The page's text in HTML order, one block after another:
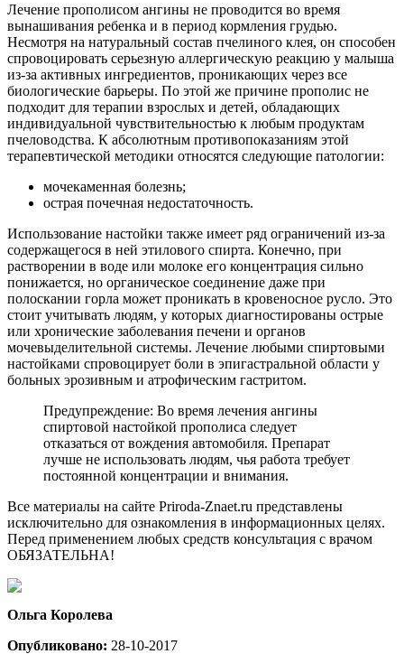
Лечение прополисом ангины не проводится во время
вынашивания ребенка и в период кормления грудью.
Несмотря на натуральный состав пчелиного клея, он способен
спровоцировать серьезную аллергическую реакцию у малыша
из-за активных ингредиентов, проникающих через все
биологические барьеры. По этой же причине прополис не
подходит для терапии взрослых и детей, обладающих
индивидуальной чувствительностью к любым продуктам
пчеловодства. К абсолютным противопоказаниям этой
терапевтической методики относятся следующие патологии:
мочекаменная болезнь;
острая почечная недостаточность.
Использование настойки также имеет ряд ограничений из-за
содержащегося в ней этилового спирта. Конечно, при
растворении в воде или молоке его концентрация сильно
понижается, но органическое соединение даже при
полоскании горла может проникать в кровеносное русло. Это
стоит учитывать людям, у которых диагностированы острые
или хронические заболевания печени и органов
мочевыделительной системы. Лечение любыми спиртовыми
настойками спровоцирует боли в эпигастральной области у
больных эрозивным и атрофическим гастритом.
Предупреждение: Во время лечения ангины
спиртовой настойкой прополиса следует
отказаться от вождения автомобиля. Препарат
лучше не использовать людям, чья работа требует
постоянной концентрации и внимания.
Все материалы на сайте Priroda-Znaet.ru представлены
исключительно для ознакомления в информационных целях.
Перед применением любых средств консультация с врачом
ОБЯЗАТЕЛЬНА!
Ольга Королева
Опубликовано: 28-10-2017